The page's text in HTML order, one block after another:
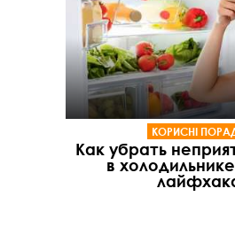
КОРИСНІ
Как убрать
в